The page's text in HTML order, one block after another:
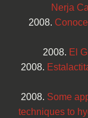
Nerja
2008.
2008. El
2008.
2008. Some
techniques to